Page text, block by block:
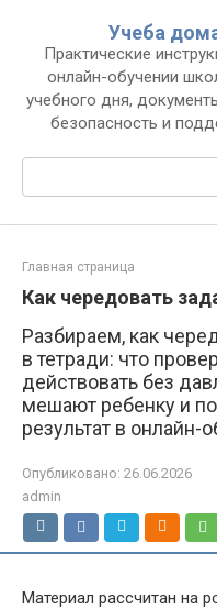
контенту
Учеба
Практические
онлайн-обучении
учебного дня,
безопасность и
Поиск:
Главная страница
Как чередовать
Разбираем, как
в тетради: что
действовать без
мешают ребенку и
результат в онлайн-
Опубликовано: 26.06.2026
admin
Материал рассчитан на